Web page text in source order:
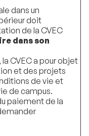
dans un
doit
de la CVEC
dans son
, la CVEC a pour objet
et des projets
de vie et
de campus.
paiement de la